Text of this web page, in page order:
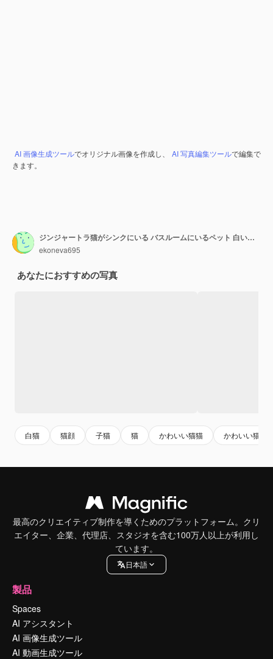
AI 画像生成ツールでオリジナル画像を作成し、 AI 写真編集ツールで編集で
きます。
ジンジャートラ猫がシンクにいる バスルームにいるペット 白いシンクの中の猫
ekoneva695
あなたにおすすめの写真
白猫 猫顔 子猫 猫 かわいい猫猫 かわいい猫
最高のクリエイティブ制作を導くためのプラットフォーム。クリ
エイター、企業、代理店、スタジオを含む100万人以上が利用し
ています。
日本語
製品
Spaces
AI アシスタント
AI 画像生成ツール
AI 動画生成ツール